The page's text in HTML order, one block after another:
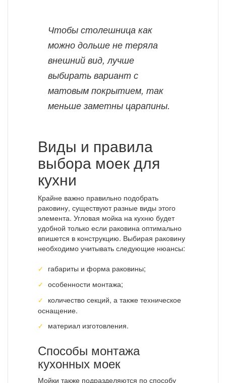
Чтобы столешница как
можно дольше не теряла
внешний вид, лучше
выбирать вариант с
матовым покрытием, так
меньше заметны царапины.
Виды и правила
выбора моек для
кухни
Крайне важно правильно подобрать
раковину, существуют разные виды этого
элемента. Угловая мойка на кухню будет
удобной только если раковина оптимально
впишется в конструкцию. Выбирая раковину
необходимо учитывать следующие нюансы:
габариты и форма раковины;
особенности монтажа;
количество секций, а также техническое
оснащение.
материал изготовления.
Способы монтажа
кухонных моек
Мойки также подразделяются по способу